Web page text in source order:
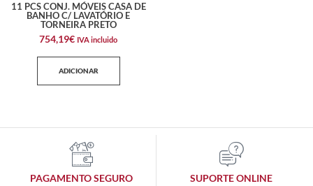
11 PCS CONJ. MÓVEIS CASA DE
BANHO C/ LAVATÓRIO E
TORNEIRA PRETO
754,19€ IVA incluido
ADICIONAR
PAGAMENTO SEGURO SUPORTE ONLINE